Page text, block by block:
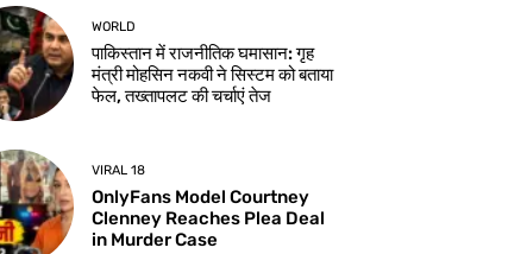
WORLD
पाकिस्तान में राजनीतिक घमासान: गृह
मंत्री मोहसिन नकवी ने सिस्टम को बताया
फेल, तख्तापलट की चर्चाएं तेज
VIRAL 18
OnlyFans Model Courtney
Clenney Reaches Plea Deal
in Murder Case